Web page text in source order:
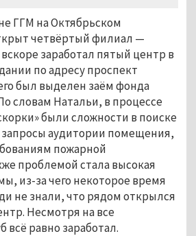
ГГМ на Октябрьском
четвёртый филиал —
заработал пятый центр в
по адресу проспект
был выделен заём фонда
словам Натальи, в процессе
были сложности в поиске
аудитории помещения,
пожарной
проблемой стала высокая
из-за чего некоторое время
не знали, что рядом открылся
Несмотря на все
всё равно заработал.